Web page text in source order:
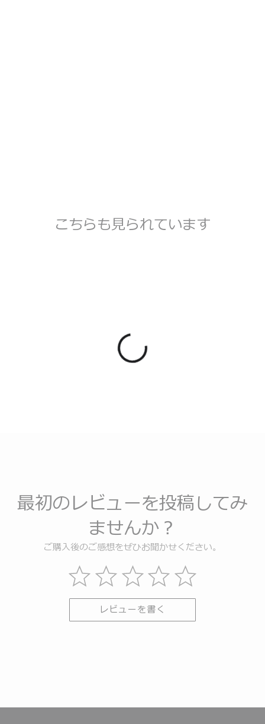
こちらも見られています
最初のレビューを投稿してみ
ませんか？
ご購入後のご感想をぜひお聞かせください。
レビューを書く